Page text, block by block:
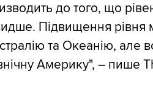
до того, що
Підвищення рівня
та Океанію, але
Америку", – пише